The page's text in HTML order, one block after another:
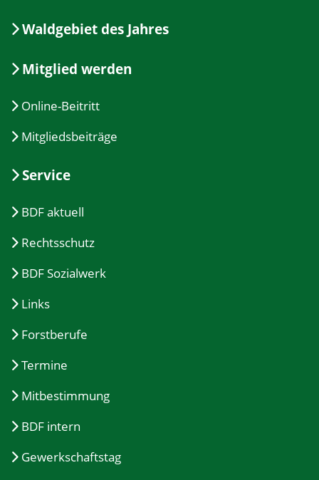
Waldgebiet des Jahres
Mitglied werden
Online-Beitritt
Mitgliedsbeiträge
Service
BDF aktuell
Rechtsschutz
BDF Sozialwerk
Links
Forstberufe
Termine
Mitbestimmung
BDF intern
Gewerkschaftstag